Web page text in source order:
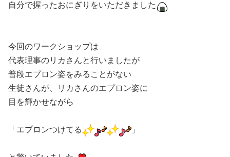
自分で握ったおにぎりをいただきました
今回のワークショップは
代表理事のリカさんと行いましたが
普段エプロン姿をみることがない
生徒さんが、リカさんのエプロン姿に
目を輝かせながら
「エプロンつけてる 」